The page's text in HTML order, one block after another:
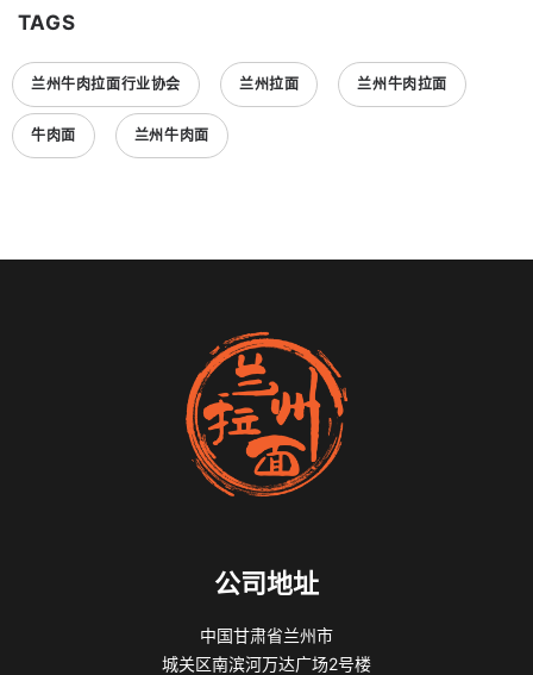
TAGS
兰州牛肉拉面行业协会 兰州拉面 兰州牛肉拉面
牛肉面 兰州牛肉面
公司地址
中国甘肃省兰州市
城关区南滨河万达广场2号楼